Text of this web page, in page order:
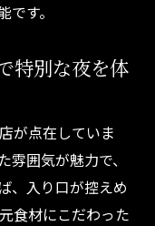
す。
特別な夜を体
が点在していま
囲気が魅力で、
、入り口が控えめ
食材にこだわった